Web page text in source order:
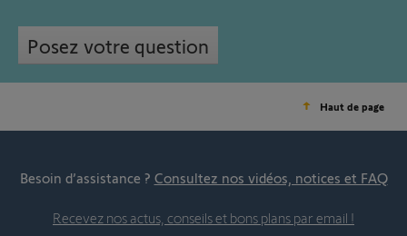
Posez votre question
Haut de page
Besoin d’assistance ? Consultez nos vidéos, notices et FAQ
Recevez nos actus, conseils et bons plans par email !